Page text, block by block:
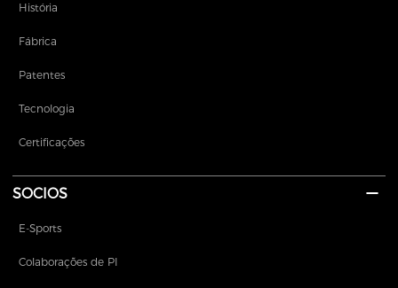
História
Fábrica
Patentes
Tecnologia
Certificações
SOCIOS
E-Sports
Colaborações de PI